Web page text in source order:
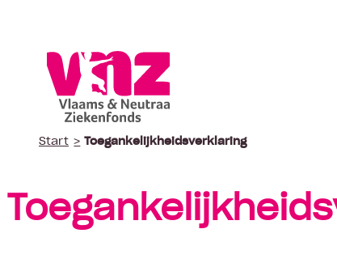
Start Toegankelijkheidsverklaring